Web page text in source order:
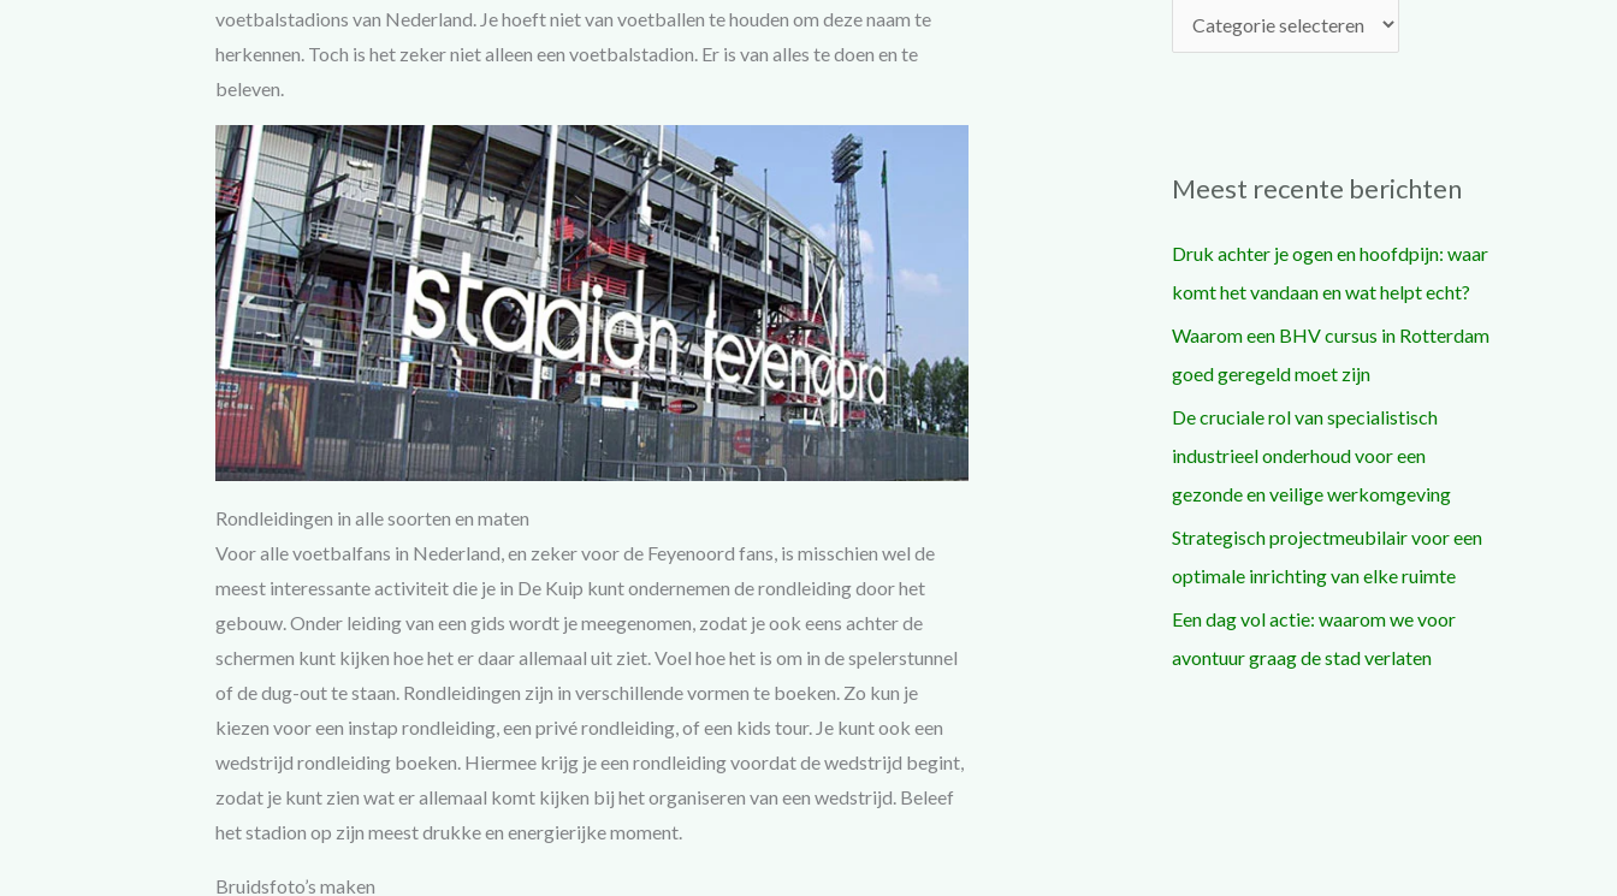
voetbalstadions van Nederland. Je hoeft niet van voetballen te houden om deze naam te
herkennen. Toch is het zeker niet alleen een voetbalstadion. Er is van alles te doen en te
beleven.
Rondleidingen in alle soorten en maten
Voor alle voetbalfans in Nederland, en zeker voor de Feyenoord fans, is misschien wel de
meest interessante activiteit die je in De Kuip kunt ondernemen de rondleiding door het
gebouw. Onder leiding van een gids wordt je meegenomen, zodat je ook eens achter de
schermen kunt kijken hoe het er daar allemaal uit ziet. Voel hoe het is om in de spelerstunnel
of de dug-out te staan. Rondleidingen zijn in verschillende vormen te boeken. Zo kun je
kiezen voor een instap rondleiding, een privé rondleiding, of een kids tour. Je kunt ook een
wedstrijd rondleiding boeken. Hiermee krijg je een rondleiding voordat de wedstrijd begint,
zodat je kunt zien wat er allemaal komt kijken bij het organiseren van een wedstrijd. Beleef
het stadion op zijn meest drukke en energierijke moment.
Bruidsfoto’s maken
Meest recente berichten
Druk achter je ogen en hoofdpijn: waar
komt het vandaan en wat helpt echt?
Waarom een BHV cursus in Rotterdam
goed geregeld moet zijn
De cruciale rol van specialistisch
industrieel onderhoud voor een
gezonde en veilige werkomgeving
Strategisch projectmeubilair voor een
optimale inrichting van elke ruimte
Een dag vol actie: waarom we voor
avontuur graag de stad verlaten